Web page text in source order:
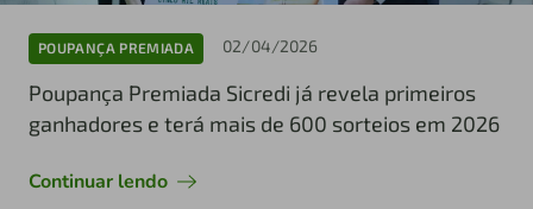
POUPANÇA PREMIADA 02/04/2026
Poupança Premiada Sicredi já revela primeiros
ganhadores e terá mais de 600 sorteios em 2026
Continuar lendo